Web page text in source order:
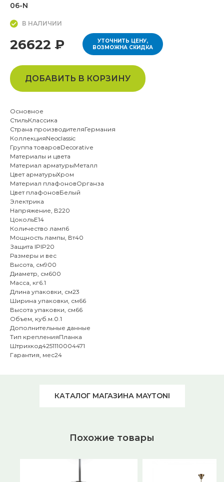
06-N
В НАЛИЧИИ
26622 ₽
УТОЧНИТЬ ЦЕНУ,
ВОЗМОЖНА СКИДКА
ДОБАВИТЬ В КОРЗИНУ
Основное
СтильКлассика
Страна производителяГермания
КоллекцияNeoclassic
Группа товаровDecorative
Материалы и цвета
Материал арматурыМеталл
Цвет арматурыХром
Материал плафоновОрганза
Цвет плафоновБелый
Электрика
Напряжение, В220
ЦокольE14
Количество ламп6
Мощность лампы, Вт40
Защита IPIP20
Размеры и вес
Высота, см900
Диаметр, см600
Масса, кг6.1
Длина упаковки, см23
Ширина упаковки, см66
Высота упаковки, см66
Объем, куб.м.0.1
Дополнительные данные
Тип крепленияПланка
Штрихкод4251110004471
Гарантия, мес24
КАТАЛОГ МАГАЗИНА MAYTONI
Похожие товары